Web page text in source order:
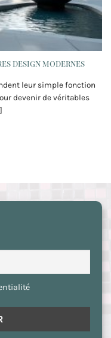
design modernes
leur simple fonction
devenir de véritables